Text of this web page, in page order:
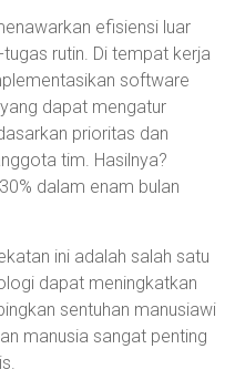
efisiensi luar
rutin. Di tempat kerja
software
dapat mengatur
prioritas dan
tim. Hasilnya?
dalam enam bulan
ini adalah salah satu
dapat meningkatkan
sentuhan manusiawi
manusia sangat penting